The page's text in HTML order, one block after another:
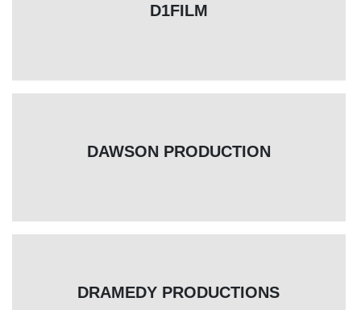
D1FILM
DAWSON PRODUCTION
DRAMEDY PRODUCTIONS